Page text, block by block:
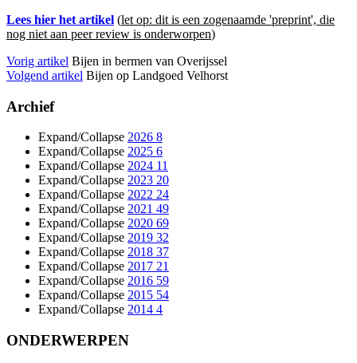
Lees hier het artikel (let op: dit is een zogenaamde 'preprint', die
nog niet aan peer review is onderworpen)
Vorig artikel Bijen in bermen van Overijssel
Volgend artikel Bijen op Landgoed Velhorst
Archief
Expand/Collapse 2026 8
Expand/Collapse 2025 6
Expand/Collapse 2024 11
Expand/Collapse 2023 20
Expand/Collapse 2022 24
Expand/Collapse 2021 49
Expand/Collapse 2020 69
Expand/Collapse 2019 32
Expand/Collapse 2018 37
Expand/Collapse 2017 21
Expand/Collapse 2016 59
Expand/Collapse 2015 54
Expand/Collapse 2014 4
ONDERWERPEN